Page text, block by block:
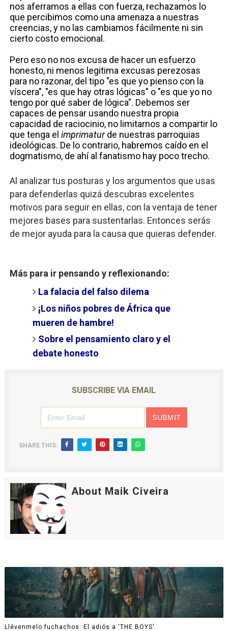
nos aferramos a ellas con fuerza, rechazamos lo
que percibimos como una amenaza a nuestras
creencias, y no las cambiamos fácilmente ni sin
cierto costo emocional.
Pero eso no nos excusa de hacer un esfuerzo
honesto, ni menos legitima excusas perezosas
para no razonar, del tipo "es que yo pienso con la
víscera", "es que hay otras lógicas" o "es que yo no
tengo por qué saber de lógica". Debemos ser
capaces de pensar usando nuestra propia
capacidad de raciocinio, no limitarnos a compartir lo
que tenga el imprimaturde nuestras parroquias
ideológicas. De lo contrario, habremos caído en el
dogmatismo, de ahí al fanatismo hay poco trecho.
Al analizar tus posturas y los argumentos que usas
para defenderlas quizá descubras excelentes
motivos para seguir en ellas, con la ventaja de tener
mejores bases para sustentarlas. Entonces serás
de mejor ayuda para la causa que quieras defender.
Más para ir pensando y reflexionando:
La falacia del falso dilema
¡Los niños pobres de África que
mueren de hambre!
Sobre el pensamiento claro y el
debate honesto
SUBSCRIBE VIA EMAIL
SHARE THIS:
About Maik Civeira
Llévenmelo fuchachos: El adiós a 'THE BOYS'